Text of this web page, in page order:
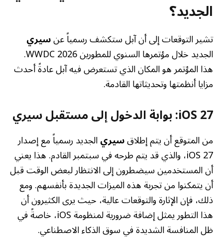
الجديد؟
تشير التوقعات إلى أن آبل ستكشف رسمياً عنسيري
الجديد خلال مؤتمرها السنوي للمطورين WWDC 2026.
هذا المؤتمر هو المكان الذي تستعرض فيه آبل عادةً أحدث
مزايا أنظمتها وتحديثاتها القادمة.
iOS 27: بوابة الدخول إلى مستقبل سيري
من المتوقع أن يتم إطلاقسيريالجديد رسمياً مع إصدار
iOS 27، والذي قد يتم طرحه في سبتمبر القادم. هذا يعني
أن المستخدمين سيضطرون إلى الانتظار لبعض الوقت قبل
أن يتمكنوا من تجربة هذه الميزات الجديدة بأنفسهم. ومع
ذلك، فإن الإثارة والتوقعات عالية، حيث يرى الكثيرون أن
هذا التطور يمثل إضافة ضرورية لمنظومة iOS، خاصةً في
ظل المنافسة الشديدة في سوق الذكاء الاصطناعي.